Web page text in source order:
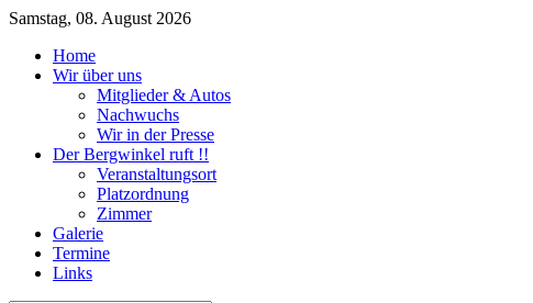
Samstag, 08. August 2026
Home
Wir über uns
Mitglieder & Autos
Nachwuchs
Wir in der Presse
Der Bergwinkel ruft !!
Veranstaltungsort
Platzordnung
Zimmer
Galerie
Termine
Links